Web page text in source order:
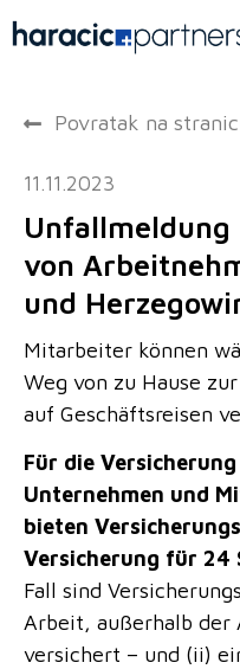
Povratak na
11.11.2023
Unfallmeldung
von
und
Mitarbeiter können
Weg von zu Hause
auf Geschäftsreisen
Für die
Unternehmen und
bieten
Versicherung für 24
Fall sind
Arbeit, außerhalb der
versichert – und (ii)